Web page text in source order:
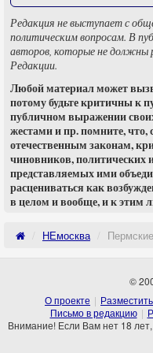
Редакция не выступает с
политическим вопросам. В
авторов, которые не должны
Редакции.
Любой материал может
потому будьте критичны к
публичном выражении
жестами и пр. помните, что,
отечественным законам,
чиновников, политических
представляемых ими
расцениваться как
в целом и вообще, и к этим
НЕмосква
©
О проекте
Письмо в редакцию
Внимание! Если Вам нет 18